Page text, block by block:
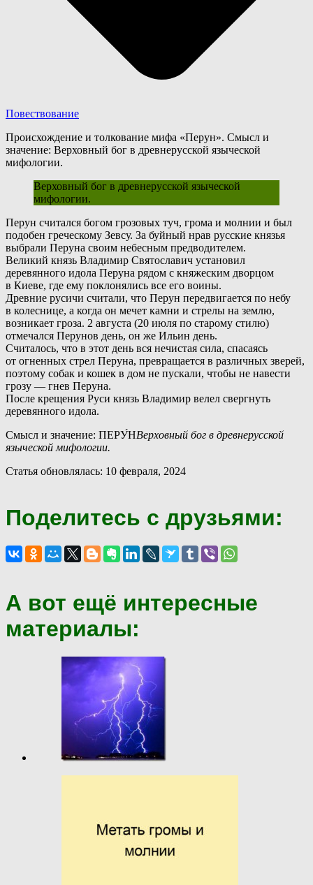
Повествование
Происхождение и толкование мифа «Перун». Смысл и
значение: Верховный бог в древнерусской языческой
мифологии.
Верховный бог в древнерусской языческой
мифологии.
Перун считался богом грозовых туч, грома и молнии и был
подобен греческому Зевсу. За буйный нрав русские князья
выбрали Перуна своим небесным предводителем.
Великий князь Владимир Святославич установил
деревянного идола Перуна рядом с княжеским дворцом
в Киеве, где ему поклонялись все его воины.
Древние русичи считали, что Перун передвигается по небу
в колеснице, а когда он мечет камни и стрелы на землю,
возникает гроза. 2 августа (20 июля по старому стилю)
отмечался Перунов день, он же Ильин день.
Считалось, что в этот день вся нечистая сила, спасаясь
от огненных стрел Перуна, превращается в различных зверей,
поэтому собак и кошек в дом не пускали, чтобы не навести
грозу — гнев Перуна.
После крещения Руси князь Владимир велел свергнуть
деревянного идола.
Смысл и значение: ПЕРУ́НВерховный бог в древнерусской
языческой мифологии.
Статья обновлялась: 10 февраля, 2024
Поделитесь с друзьями:
А вот ещё интересные
материалы: